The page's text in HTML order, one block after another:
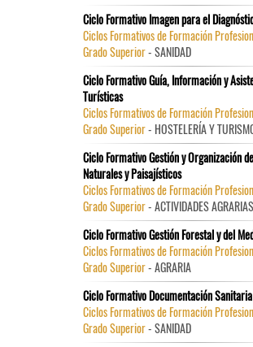
Ciclo Formativo Imagen para el
Ciclos Formativos de Formación
Grado Superior- SANIDAD
Ciclo Formativo Guía, Información y
Turísticas
Ciclos Formativos de Formación
Grado Superior- HOSTELERÍA Y
Ciclo Formativo Gestión y Organización
Naturales y Paisajísticos
Ciclos Formativos de Formación
Grado Superior- ACTIVIDADES AGRARIAS
Ciclo Formativo Gestión Forestal y del
Ciclos Formativos de Formación
Grado Superior- AGRARIA
Ciclo Formativo Documentación Sanitaria
Ciclos Formativos de Formación
Grado Superior- SANIDAD